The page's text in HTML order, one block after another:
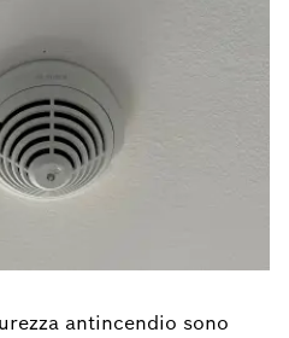
antincendio sono